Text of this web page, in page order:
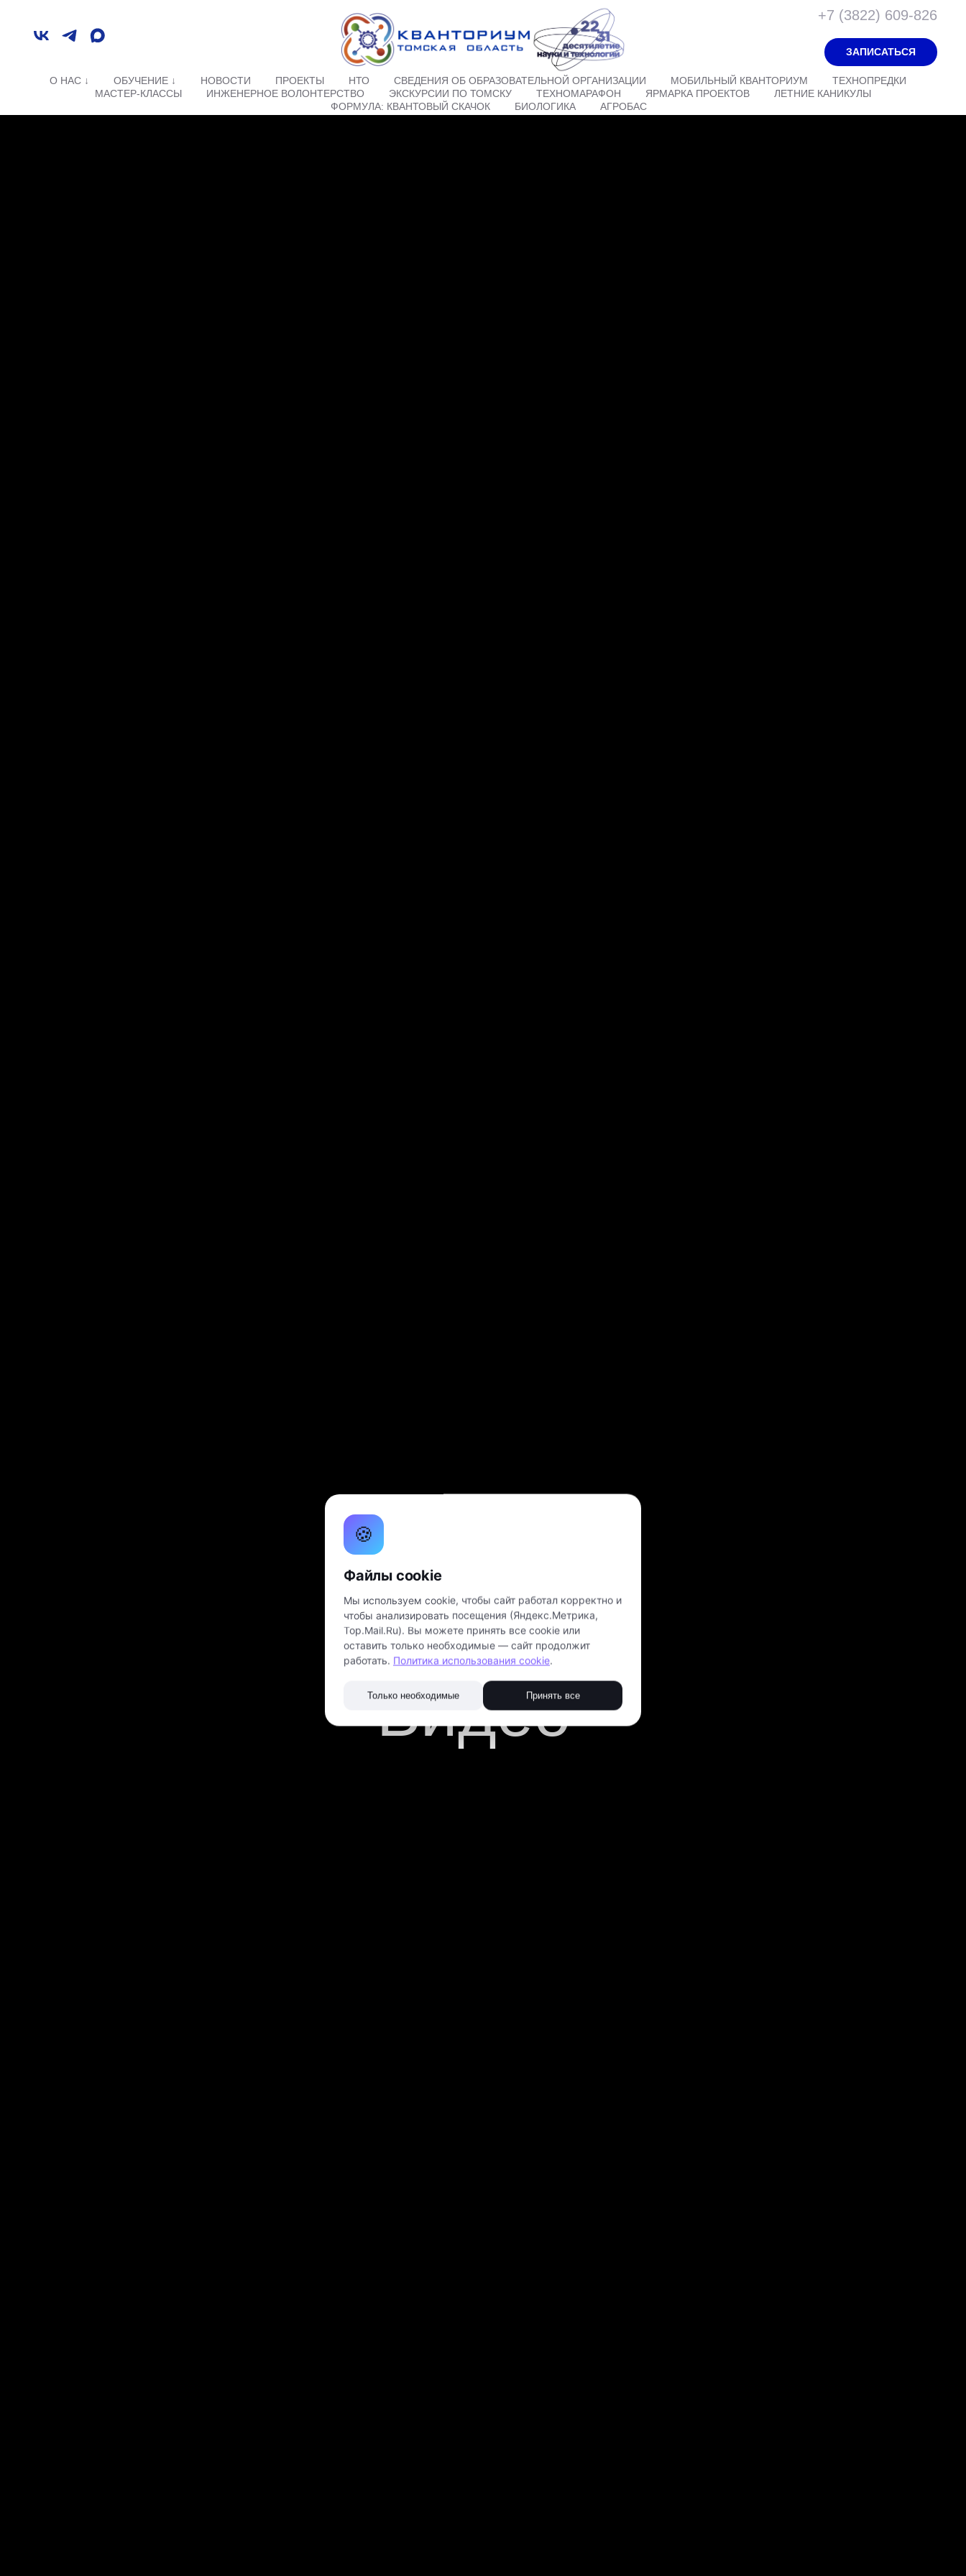
+7 (3822) 609-826
ЗАПИСАТЬСЯ
О НАС ↓ ОБУЧЕНИЕ ↓ НОВОСТИ ПРОЕКТЫ НТО СВЕДЕНИЯ ОБ ОБРАЗОВАТЕЛЬНОЙ ОРГАНИЗАЦИИ МОБИЛЬНЫЙ КВАНТОРИУМ
ТЕХНОПРЕДКИ
МАСТЕР-КЛАССЫ
ИНЖЕНЕРНОЕ ВОЛОНТЕРСТВО ЭКСКУРСИИ ПО ТОМСКУ ТЕХНОМАРАФОН ЯРМАРКА ПРОЕКТОВ
ЛЕТНИЕ КАНИКУЛЫ
ФОРМУЛА: КВАНТОВЫЙ СКАЧОК
БИОЛОГИКА АГРОБАС
Видео
🍪
Файлы cookie
Мы используем cookie, чтобы сайт работал корректно и
чтобы анализировать посещения (Яндекс.Метрика,
Top.Mail.Ru). Вы можете принять все cookie или
оставить только необходимые — сайт продолжит
работать. Политика использования cookie.
Только необходимые Принять все